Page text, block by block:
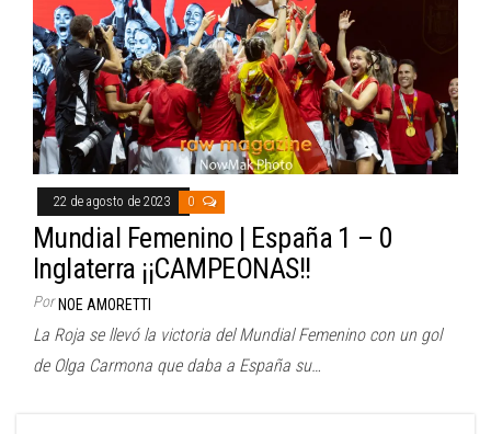
22 de agosto de 2023 0
Mundial Femenino | España 1 – 0
Inglaterra ¡¡CAMPEONAS!!
Por NOE AMORETTI
La Roja se llevó la victoria del Mundial Femenino con un gol
de Olga Carmona que daba a España su…